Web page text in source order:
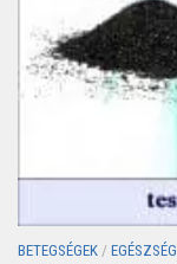
BETEGSÉGEK / EGÉSZSÉG